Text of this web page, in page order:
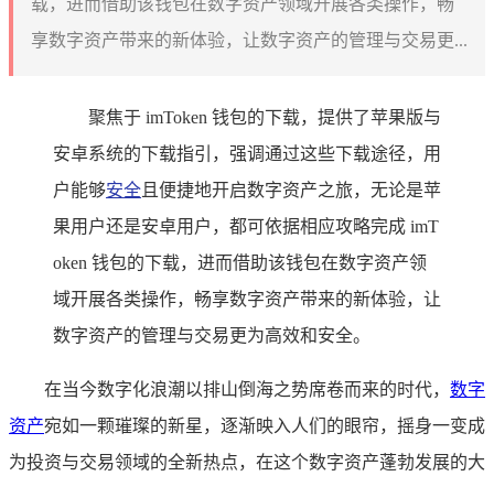
享数字资产带来的新体验，让数字资产的管理与交易更...
聚焦于 imToken 钱包的下载，提供了苹果版与
安卓系统的下载指引，强调通过这些下载途径，用
户能够安全 且便捷地开启数字资产之旅，无论是苹
果用户还是安卓用户，都可依据相应攻略完成 imT
oken 钱包的下载，进而借助该钱包在数字资产领
域开展各类操作，畅享数字资产带来的新体验，让
数字资产的管理与交易更为高效和安全。
在当今数字化浪潮以排山倒海之势席卷而来的时代， 数字
资产宛如一颗璀璨的新星，逐渐映入人们的眼帘，摇身一变成
为投资与交易领域的全新热点，在这个数字资产蓬勃发展的大